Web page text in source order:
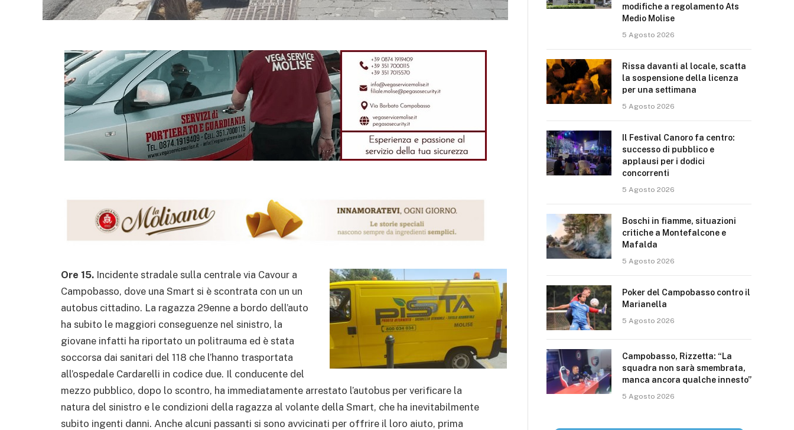
Ore 15. Incidente stradale sulla centrale via Cavour a
Campobasso, dove una Smart si è scontrata con un un
autobus cittadino. La ragazza 29enne a bordo dell’auto
ha subito le maggiori conseguenze nel sinistro, la
giovane infatti ha riportato un politrauma ed è stata
soccorsa dai sanitari del 118 che l’hanno trasportata
all’ospedale Cardarelli in codice due. Il conducente del
mezzo pubblico, dopo lo scontro, ha immediatamente arrestato l’autobus per verificare la
natura del sinistro e le condizioni della ragazza al volante della Smart, che ha inevitabilmente
subito ingenti danni. Anche alcuni passanti si sono avvicinati per offrire il loro aiuto, prima
modifiche a regolamento Ats
Medio Molise
5 Agosto 2026
Rissa davanti al locale, scatta
la sospensione della licenza
per una settimana
5 Agosto 2026
Il Festival Canoro fa centro:
successo di pubblico e
applausi per i dodici
concorrenti
5 Agosto 2026
Boschi in fiamme, situazioni
critiche a Montefalcone e
Mafalda
5 Agosto 2026
Poker del Campobasso contro il
Marianella
5 Agosto 2026
Campobasso, Rizzetta: “La
squadra non sarà smembrata,
manca ancora qualche innesto”
5 Agosto 2026